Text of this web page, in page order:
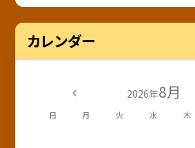
カレンダー
2026年8月
日 月 火 水 木